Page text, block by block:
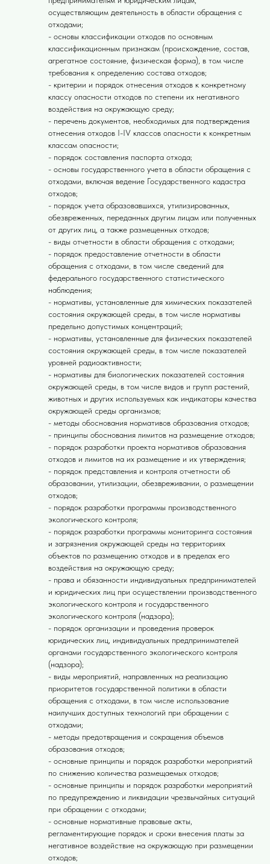
осуществляющим деятельность в области обращения с
отходами;
- основы классификации отходов по основным
классификационным признакам (происхождение, состав,
агрегатное состояние, физическая форма), в том числе
требования к определению состава отходов;
- критерии и порядок отнесения отходов к конкретному
классу опасности отходов по степени их негативного
воздействия на окружающую среду;
- перечень документов, необходимых для подтверждения
отнесения отходов I-IV классов опасности к конкретным
классам опасности;
- порядок составления паспорта отхода;
- основы государственного учета в области обращения с
отходами, включая ведение Государственного кадастра
отходов;
- порядок учета образовавшихся, утилизированных,
обезвреженных, переданных другим лицам или полученных
от других лиц, а также размещенных отходов;
- виды отчетности в области обращения с отходами;
- порядок предоставление отчетности в области
обращения с отходами, в том числе сведений для
федерального государственного статистического
наблюдения;
- нормативы, установленные для химических показателей
состояния окружающей среды, в том числе нормативы
предельно допустимых концентраций;
- нормативы, установленные для физических показателей
состояния окружающей среды, в том числе показателей
уровней радиоактивности;
- нормативы для биологических показателей состояния
окружающей среды, в том числе видов и групп растений,
животных и других используемых как индикаторы качества
окружающей среды организмов;
- методы обоснования нормативов образования отходов;
- принципы обоснования лимитов на размещение отходов;
- порядок разработки проекта нормативов образования
отходов и лимитов на их размещение и их утверждения;
- порядок представления и контроля отчетности об
образовании, утилизации, обезвреживании, о размещении
отходов;
- порядок разработки программы производственного
экологического контроля;
- порядок разработки программы мониторинга состояния
и загрязнения окружающей среды на территориях
объектов по размещению отходов и в пределах его
воздействия на окружающую среду;
- права и обязанности индивидуальных предпринимателей
и юридических лиц при осуществлении производственного
экологического контроля и государственного
экологического контроля (надзора);
- порядок организации и проведения проверок
юридических лиц, индивидуальных предпринимателей
органами государственного экологического контроля
(надзора);
- виды мероприятий, направленных на реализацию
приоритетов государственной политики в области
обращения с отходами, в том числе использование
наилучших доступных технологий при обращении с
отходами;
- методы предотвращения и сокращения объемов
образования отходов;
- основные принципы и порядок разработки мероприятий
по снижению количества размещаемых отходов;
- основные принципы и порядок разработки мероприятий
по предупреждению и ликвидации чрезвычайных ситуаций
при обращении с отходами;
- основные нормативные правовые акты,
регламентирующие порядок и сроки внесения платы за
негативное воздействие на окружающую при размещении
отходов;